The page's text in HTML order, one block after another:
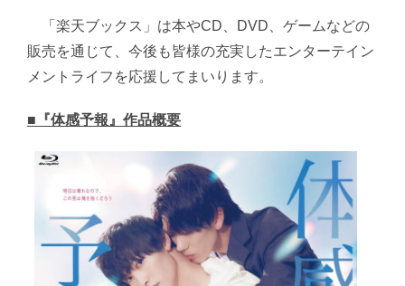
「楽天ブックス」は本やCD、DVD、ゲームなどの
販売を通じて、今後も皆様の充実したエンターテイン
メントライフを応援してまいります。
■『体感予報』作品概要